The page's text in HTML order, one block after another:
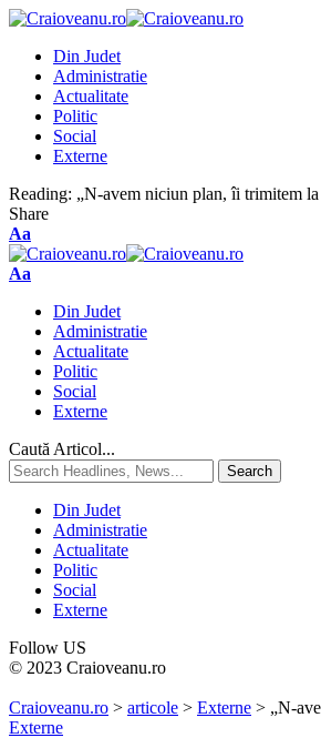
Din Judet
Administratie
Actualitate
Politic
Social
Externe
Reading: „N-avem niciun plan, îi trimitem
Share
Aa
Aa
Din Judet
Administratie
Actualitate
Politic
Social
Externe
Caută Articol...
Din Judet
Administratie
Actualitate
Politic
Social
Externe
Follow US
© 2023 Craioveanu.ro
Craioveanu.ro > articole > Externe > „N-
Externe